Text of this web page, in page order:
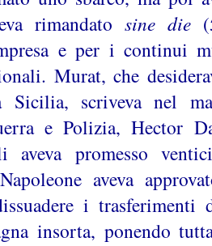
rimandato sine die
e per i continui
Murat, che
Sicilia, scriveva nel
e Polizia, Hector
aveva promesso
aveva
i
insorta, ponendo